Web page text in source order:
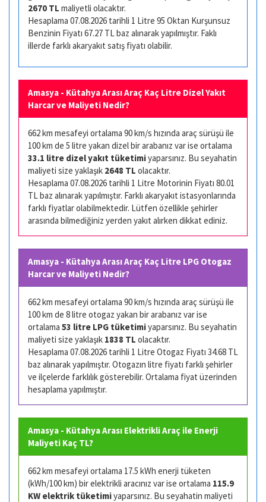
2670 TL maliyetli olacaktır.
Hesaplama 07.08.2026 tarihli 1 Litre 95 Oktan Kurşunsuz
Benzinin Fiyatı 67.27 TL baz alınarak yapılmıştır. Faklı
illerde farklı akaryakıt satış fiyatı olabilir.
Amasya - Kütahya Arası Araç Kaç Litre Dizel Yakıt
Harcar ve Maliyeti Nedir?
662 km mesafeyi ortalama 90 km/s hızında araç sürüşü ile
100 km de 5 litre yakan dizel bir arabanız var ise ortalama
33.1 litre dizel yakıt tüketimiyaparsınız. Bu seyahatin
maliyeti size yaklaşık 2648 TL olacaktır.
Hesaplama 07.08.2026 tarihli 1 Litre Motorinin Fiyatı 80.01
TL baz alınarak yapılmıştır. Farklı akaryakıt istasyonlarında
farklı fiyatlar olabilmektedir. Lütfen özellikle şehirler
arasında bilmediğiniz yerden yakıt alırken dikkat ediniz.
Amasya - Kütahya Arası Araç Kaç Litre LPG Otogaz
Harcar ve Maliyeti Nedir?
662 km mesafeyi ortalama 90 km/s hızında araç sürüşü ile
100 km de 8 litre otogaz yakan bir arabanız var ise
ortalama 53 litre LPG tüketimiyaparsınız. Bu seyahatin
maliyeti size yaklaşık 1838 TL olacaktır.
Hesaplama 07.08.2026 tarihli 1 Litre Otogaz Fiyatı 34.68 TL
baz alınarak yapılmıştır. Otogazın litre fiyatı farklı şehirler
ve ilçelerde farklılık gösterebilir. Ortalama fiyat üzerinden
hesaplama yapılmıştır.
Amasya - Kütahya Arası Elektrikli Araç ile Enerji
Maliyeti Kaç TL?
662 km mesafeyi ortalama 17.5 kWh enerji tüketen
(kWh/100 km) bir elektrikli aracınız var ise ortalama 115.9
KW elektrik tüketimiyaparsınız. Bu seyahatin maliyeti